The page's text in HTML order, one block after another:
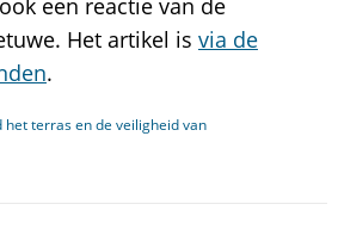
een reactie van de
Het artikel is via de
.
het terras en de veiligheid van